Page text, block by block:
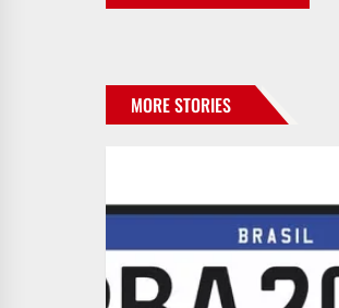
MORE STORIES